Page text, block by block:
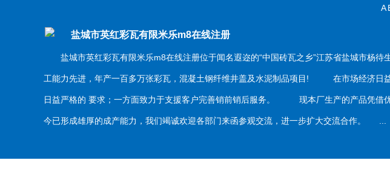
盐城市英红彩瓦有限米乐m8在线注册
盐城市英红彩瓦有限米乐m8在线注册位于闻名遐迩的“中国砖瓦之乡”江苏省盐城市杨待
工能力先进，年产一百多万张彩瓦，混凝土钢纤维井盖及水泥制品项目! 在市场经济日
日益严格的 要求；一方面致力于支援客户完善销前销后服务。 现本厂生产的产品凭借
今已形成雄厚的成产能力，我们竭诚欢迎各部门来函参观交流，进一步扩大交流合作。 ...